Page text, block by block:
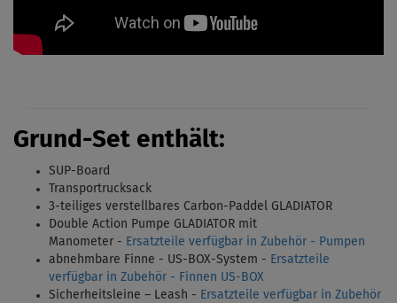
Grund-Set enthält:
SUP-Board
Transportrucksack
3-teiliges verstellbares Carbon-Paddel GLADIATOR
Double Action Pumpe GLADIATOR mit
Manometer - Ersatzteile verfügbar in Zubehör - Pumpen
abnehmbare Finne - US-BOX-System - Ersatzteile
verfügbar in Zubehör - Finnen US-BOX
Sicherheitsleine – Leash - Ersatzteile verfügbar in Zubehör